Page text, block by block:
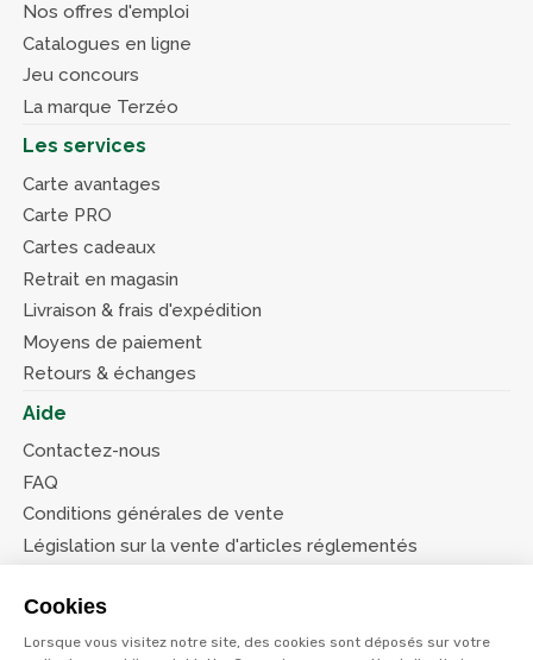
Cookies
Lorsque vous visitez notre site, des cookies sont déposés sur votre
Nos offres d'emploi
Catalogues en ligne
Jeu concours
La marque Terzéo
Les services
Carte avantages
Carte PRO
Cartes cadeaux
Retrait en magasin
Livraison & frais d'expédition
Moyens de paiement
Retours & échanges
Aide
Contactez-nous
FAQ
Conditions générales de vente
Législation sur la vente d'articles réglementés
Conditions de nos offres
Suivez-nous